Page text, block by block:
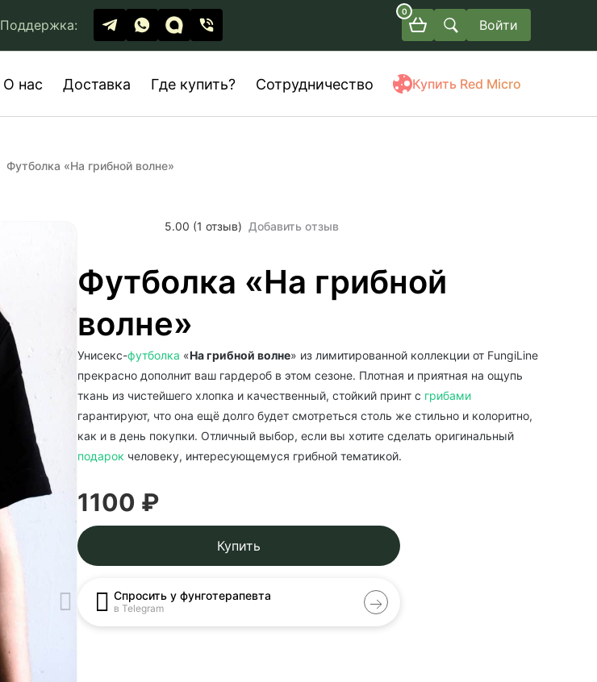
Поддержка:
0
Войти
О нас Доставка Где купить? Сотрудничество Купить Red Micro
Футболка «На грибной волне»
5.00 (1 отзыв) Добавить отзыв
Футболка «На грибной
волне»
Унисекс-футболка «На грибной волне» из лимитированной коллекции от FungiLine
прекрасно дополнит ваш гардероб в этом сезоне. Плотная и приятная на ощупь
ткань из чистейшего хлопка и качественный, стойкий принт с грибами
гарантируют, что она ещё долго будет смотреться столь же стильно и колоритно,
как и в день покупки. Отличный выбор, если вы хотите сделать оригинальный
подарок человеку, интересующемуся грибной тематикой.
1100 ₽
Купить
Спросить у фунготерапевта
в Telegram